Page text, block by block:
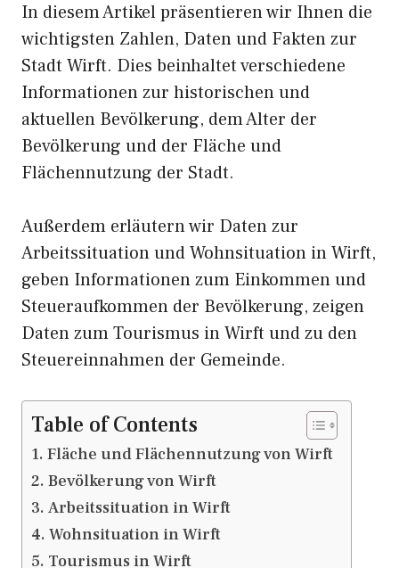
In diesem Artikel präsentieren wir Ihnen die
wichtigsten Zahlen, Daten und Fakten zur
Stadt Wirft. Dies beinhaltet verschiedene
Informationen zur historischen und
aktuellen Bevölkerung, dem Alter der
Bevölkerung und der Fläche und
Flächennutzung der Stadt.
Außerdem erläutern wir Daten zur
Arbeitssituation und Wohnsituation in Wirft,
geben Informationen zum Einkommen und
Steueraufkommen der Bevölkerung, zeigen
Daten zum Tourismus in Wirft und zu den
Steuereinnahmen der Gemeinde.
Table of Contents
Fläche und Flächennutzung von Wirft
Bevölkerung von Wirft
Arbeitssituation in Wirft
Wohnsituation in Wirft
Tourismus in Wirft